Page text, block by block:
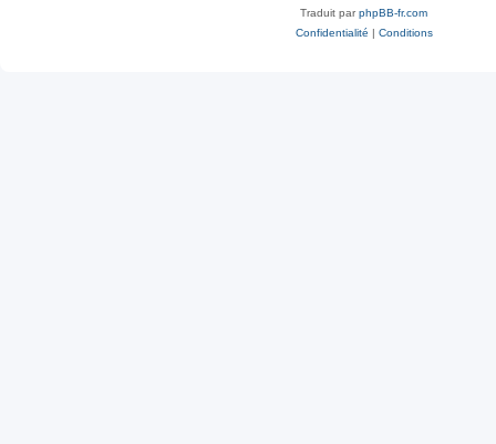
Traduit parphpBB-fr.com
Confidentialité | Conditions